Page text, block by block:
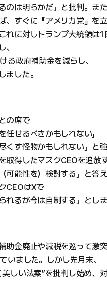
のは明らかだ」と批判。また
、すぐに『アメリカ党』を立
れに対しトランプ大統領は1
、
る政府補助金を減らし、
ました。
の席で
任せるべきかもしれない」
くす怪物かもしれない」と
取得したマスクCEOを追放
可能性を）検討する」と答え
CEOはXで
れるが今は自制する」としま
金廃止や減税を巡って激突
いました。しかし先月末、
しい法案”を批判し始め、